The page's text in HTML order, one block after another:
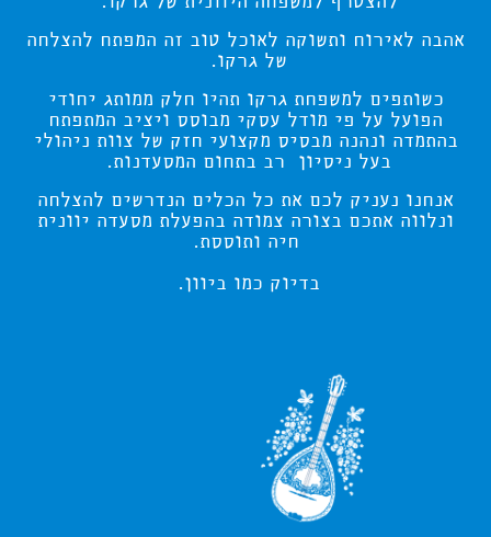
אהבה לאירוח ותשוקה לאוכל טוב זה המפתח להצלחה
של גרקו.
כשותפים למשפחת גרקו תהיו חלק ממותג יחודי
הפועל על פי מודל עסקי מבוסס ויציב המתפתח
בהתמדה ונהנה מבסיס מקצועי חזק של צוות ניהולי
בעל ניסיון רב בתחום המסעדנות.
אנחנו נעניק לכם את כל הכלים הנדרשים להצלחה
ונלווה אתכם בצורה צמודה בהפעלת מסעדה יוונית
חיה ותוססת.
בדיוק כמו ביוון.